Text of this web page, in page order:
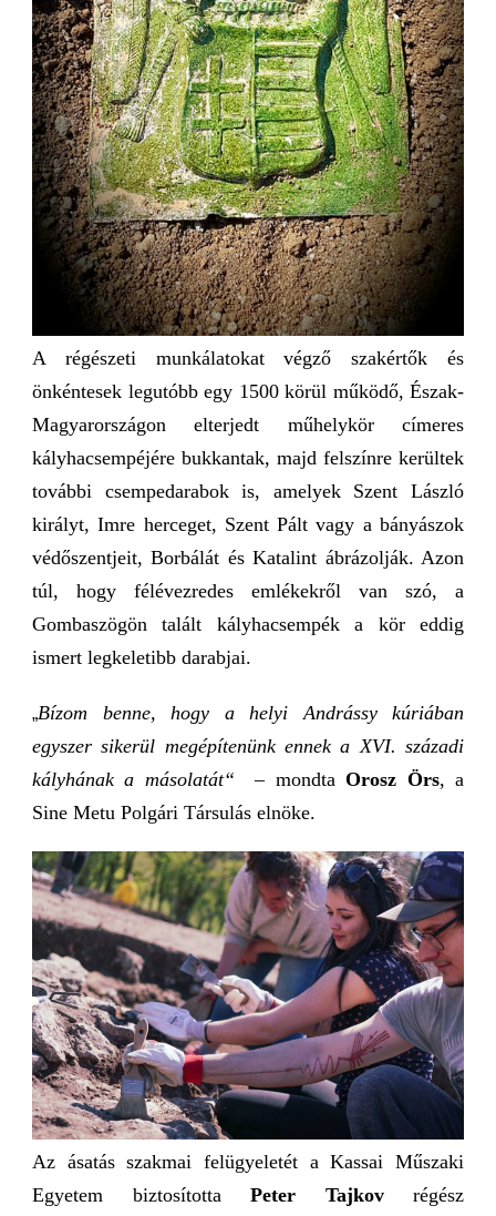
A régészeti munkálatokat végző szakértők és
önkéntesek legutóbb egy 1500 körül működő, Észak-
Magyarországon elterjedt műhelykör címeres
kályhacsempéjére bukkantak, majd felszínre kerültek
további csempedarabok is, amelyek Szent László
királyt, Imre herceget, Szent Pált vagy a bányászok
védőszentjeit, Borbálát és Katalint ábrázolják. Azon
túl, hogy félévezredes emlékekről van szó, a
Gombaszögön talált kályhacsempék a kör eddig
ismert legkeletibb darabjai.
„Bízom benne, hogy a helyi Andrássy kúriában
egyszer sikerül megépítenünk ennek a XVI. századi
kályhának a másolatát“
– mondtaOrosz Örs, a
Sine Metu Polgári Társulás elnöke.
Az ásatás szakmai felügyeletét a Kassai Műszaki
Egyetem biztosította Peter Tajkov régész